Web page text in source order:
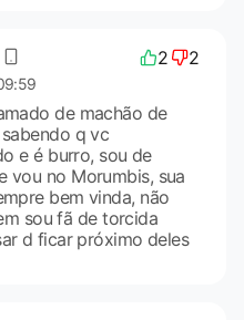
2 2
de machão de
q vc
e é burro, sou de
vou no Morumbis, sua
bem vinda, não
sou fã de torcida
d ficar próximo deles